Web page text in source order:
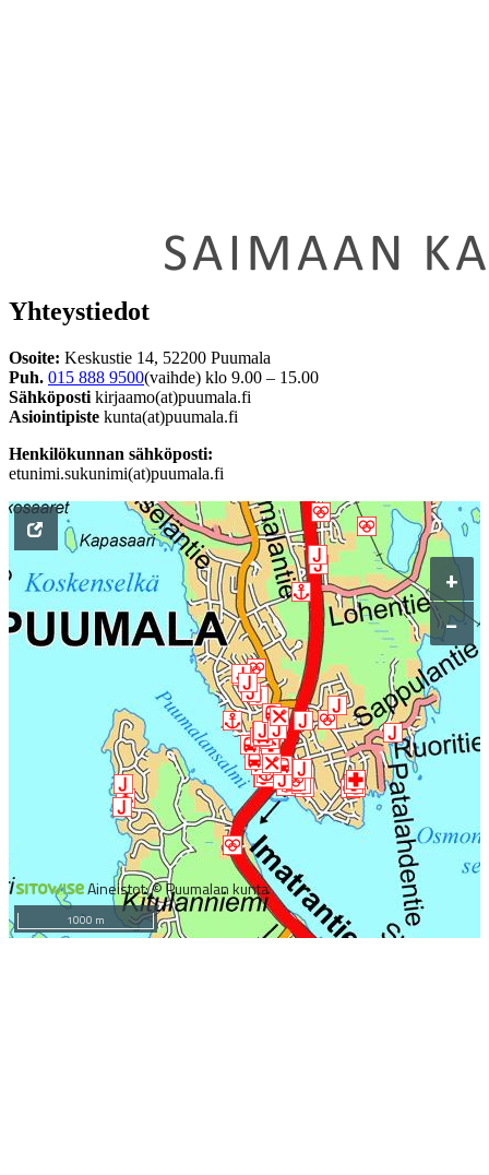
Yhteystiedot
Osoite: Keskustie 14, 52200 Puumala
Puh. 015 888 9500(vaihde) klo 9.00 – 15.00
Sähköposti kirjaamo(at)puumala.fi
Asiointipiste kunta(at)puumala.fi
Henkilökunnan sähköposti:
etunimi.sukunimi(at)puumala.fi